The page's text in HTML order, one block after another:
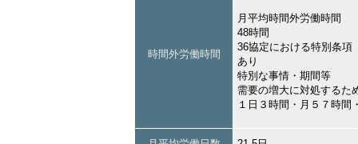
時間外労働時間
月平均時間外労働時間
48時間
36協定における特別条項
あり
特別な事情・期間等
需要の増大に対処するた
１日３時間・月５７時間